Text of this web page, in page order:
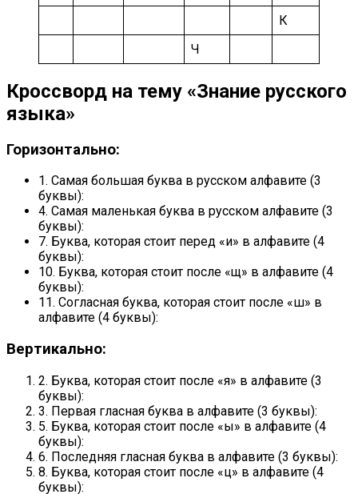
К
Ч
Кроссворд на тему «Знание русского
языка»
Горизонтально:
1. Самая большая буква в русском алфавите (3
буквы):
4. Самая маленькая буква в русском алфавите (3
буквы):
7. Буква, которая стоит перед «и» в алфавите (4
буквы):
10. Буква, которая стоит после «щ» в алфавите (4
буквы):
11. Согласная буква, которая стоит после «ш» в
алфавите (4 буквы):
Вертикально:
2. Буква, которая стоит после «я» в алфавите (3
буквы):
3. Первая гласная буква в алфавите (3 буквы):
5. Буква, которая стоит после «ы» в алфавите (4
буквы):
6. Последняя гласная буква в алфавите (3 буквы):
8. Буква, которая стоит после «ц» в алфавите (4
буквы):